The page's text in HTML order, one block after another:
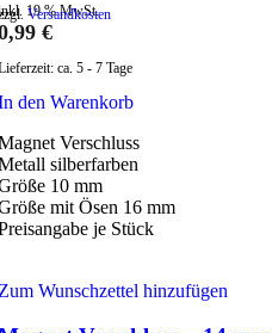
19 % MwSt.
Versandkosten
€
ca. 5 - 7 Tage
den Warenkorb
Verschluss
silberfarben
10 mm
mit Ösen 16 mm
je Stück
Wunschzettel hinzufügen